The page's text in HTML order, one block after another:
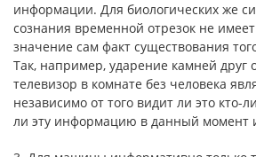
информации. Для биологических же
сознания временной отрезок не
значение сам факт существования
Так, например, ударение камней друг
телевизор в комнате без человека
независимо от того видит ли это кто-
ли эту информацию в данный момент